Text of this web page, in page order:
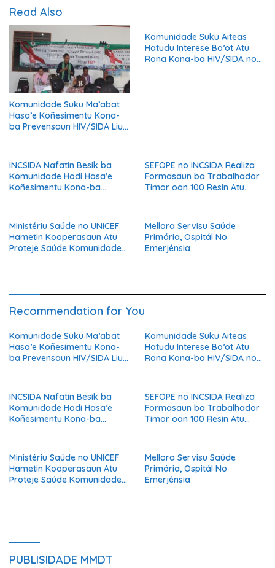
Read Also
Komunidade Suku Ma’abat
Hasa’e Koñesimentu Kona-
ba Prevensaun HIV/SIDA Liu
Komunidade Suku Aiteas
Hatudu Interese Bo’ot Atu
Rona Kona-ba HIV/SIDA no
INCSIDA Nafatin Besik ba
Komunidade Hodi Hasa’e
Koñesimentu Kona-ba
SEFOPE no INCSIDA Realiza
Formasaun ba Trabalhador
Timor oan 100 Resin Atu
Ministériu Saúde no UNICEF
Hametin Kooperasaun Atu
Proteje Saúde Komunidade
Mellora Servisu Saúde
Primária, Ospitál No
Emerjénsia
Recommendation for You
Komunidade Suku Ma’abat
Hasa’e Koñesimentu Kona-
ba Prevensaun HIV/SIDA Liu
Komunidade Suku Aiteas
Hatudu Interese Bo’ot Atu
Rona Kona-ba HIV/SIDA no
INCSIDA Nafatin Besik ba
Komunidade Hodi Hasa’e
Koñesimentu Kona-ba
SEFOPE no INCSIDA Realiza
Formasaun ba Trabalhador
Timor oan 100 Resin Atu
Ministériu Saúde no UNICEF
Hametin Kooperasaun Atu
Proteje Saúde Komunidade
Mellora Servisu Saúde
Primária, Ospitál No
Emerjénsia
PUBLISIDADE MMDT